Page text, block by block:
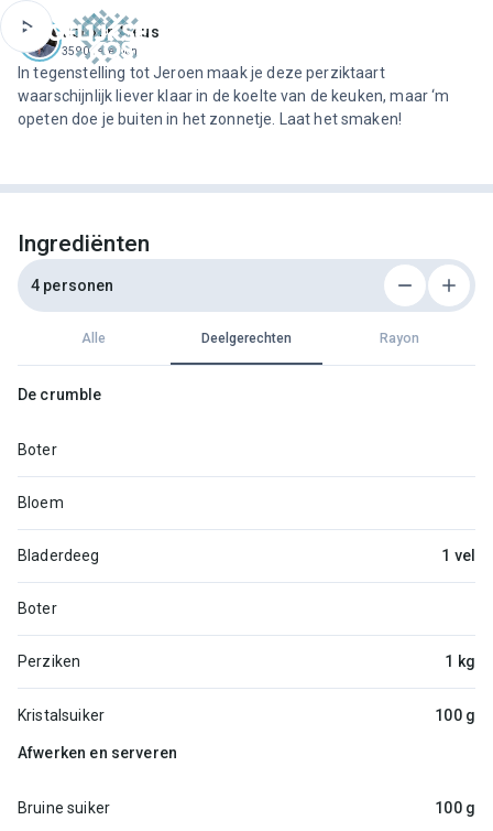
Jeroen Meus
3590 recepten
In tegenstelling tot Jeroen maak je deze perziktaart
waarschijnlijk liever klaar in de koelte van de keuken, maar ‘m
opeten doe je buiten in het zonnetje. Laat het smaken!
Ingrediënten
4 personen
Alle Deelgerechten Rayon
De crumble
Boter
Bloem
Bladerdeeg 1 vel
Boter
Perziken 1 kg
Kristalsuiker 100 g
Afwerken en serveren
Bruine suiker 100 g